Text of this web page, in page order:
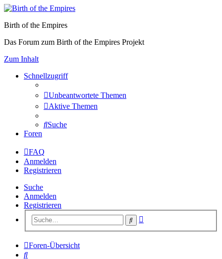
Birth of the Empires
Das Forum zum Birth of the Empires Projekt
Zum Inhalt
Schnellzugriff
Unbeantwortete Themen
Aktive Themen
Suche
Foren
FAQ
Anmelden
Registrieren
Suche
Anmelden
Registrieren
Suche
Foren-Übersicht
Suche